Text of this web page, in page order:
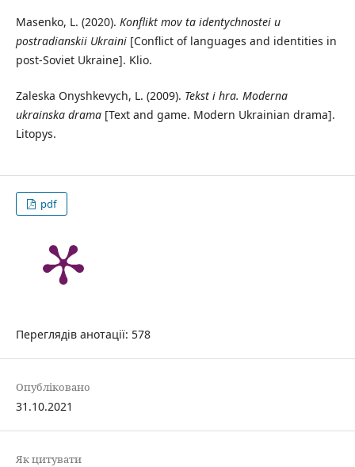
Masenko, L. (2020). Konflikt mov ta identychnostei u
postradianskii Ukraini[Conflict of languages and identities in
post-Soviet Ukraine]. Klio.
Zaleska Onyshkevych, L. (2009). Tekst i hra. Moderna
ukrainska drama[Text and game. Modern Ukrainian drama].
Litopys.
pdf
Переглядів анотації: 578
Опубліковано
31.10.2021
Як цитувати